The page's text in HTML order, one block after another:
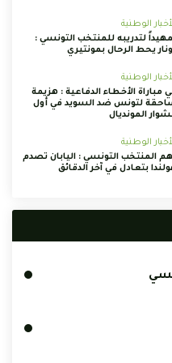
الوطنية
لتدريبه للمنتخب التونسي :
يحط الرحال بمونتيري
الوطنية
مباراة الأخطاء الدفاعية : هزيمة
لتونس ضد السويد في أول
المونديال
الوطنية
المنتخب التونسي : اليابان تصدم
بتعادل في آخر الدقائق